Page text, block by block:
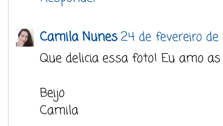
Camila Nunes24 de fevereiro de
Que delicia essa foto! Eu amo
Beijo
Camila